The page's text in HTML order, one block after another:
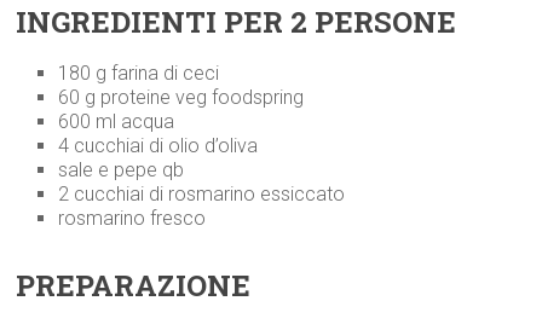
INGREDIENTI PER 2 PERSONE
180 g farina di ceci
60 g proteine veg foodspring
600 ml acqua
4 cucchiai di olio d’oliva
sale e pepe qb
2 cucchiai di rosmarino essiccato
rosmarino fresco
PREPARAZIONE